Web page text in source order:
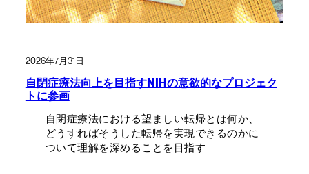
2026年7月31日
自閉症療法向上を目指すNIHの意欲的なプロジェク
トに参画
自閉症療法における望ましい転帰とは何か、
どうすればそうした転帰を実現できるのかに
ついて理解を深めることを目指す